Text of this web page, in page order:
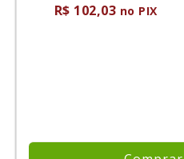
R$ 102,03 no PIX